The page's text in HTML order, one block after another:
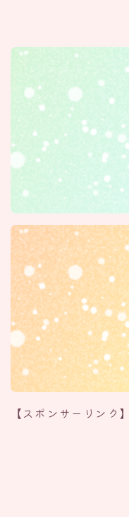
【スポンサーリンク】